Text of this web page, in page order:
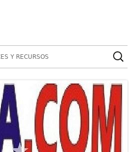
Y RECURSOS
Buscar: